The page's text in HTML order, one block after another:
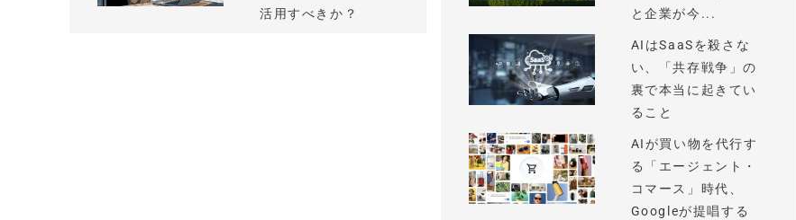
活用すべきか？
と企業が今...
AIはSaaSを殺さな
い、「共存戦争」の
裏で本当に起きてい
ること
AIが買い物を代行す
る「エージェント・
コマース」時代、
Googleが提唱する